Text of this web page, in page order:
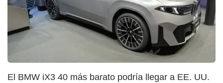
El BMW iX3 40 más barato podría llegar a EE. UU.